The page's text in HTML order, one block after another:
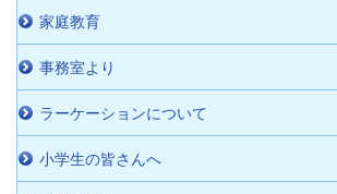
家庭教育
事務室より
ラーケーションについて
小学生の皆さんへ